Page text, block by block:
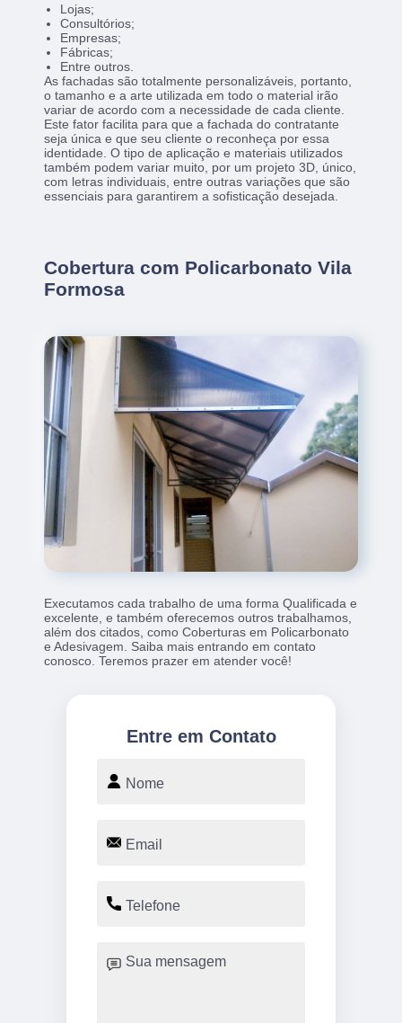
Lojas;
Consultórios;
Empresas;
Fábricas;
Entre outros.
As fachadas são totalmente personalizáveis, portanto,
o tamanho e a arte utilizada em todo o material irão
variar de acordo com a necessidade de cada cliente.
Este fator facilita para que a fachada do contratante
seja única e que seu cliente o reconheça por essa
identidade. O tipo de aplicação e materiais utilizados
também podem variar muito, por um projeto 3D, único,
com letras individuais, entre outras variações que são
essenciais para garantirem a sofisticação desejada.
Cobertura com Policarbonato Vila
Formosa
Executamos cada trabalho de uma forma Qualificada e
excelente, e também oferecemos outros trabalhamos,
além dos citados, como Coberturas em Policarbonato
e Adesivagem. Saiba mais entrando em contato
conosco. Teremos prazer em atender você!
Entre em Contato